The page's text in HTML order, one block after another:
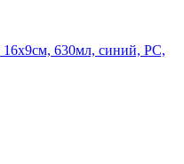
630мл, синий, PC,